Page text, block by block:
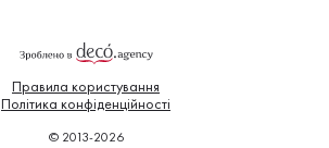
Правила користування
Політика конфіденційності
© 2013-2026